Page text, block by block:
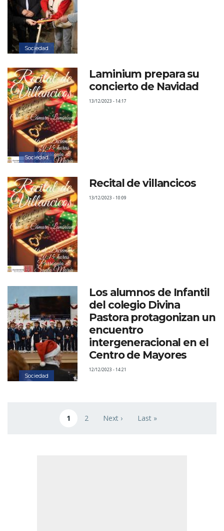
Sociedad
Sociedad
Laminium prepara su
concierto de Navidad
13/12/2023 - 14:17
Recital de villancicos
13/12/2023 - 10:09
Sociedad
Los alumnos de Infantil
del colegio Divina
Pastora protagonizan un
encuentro
intergeneracional en el
Centro de Mayores
12/12/2023 - 14:21
Página actual
1 Page
2 Siguiente página
Next › Última página
Last »